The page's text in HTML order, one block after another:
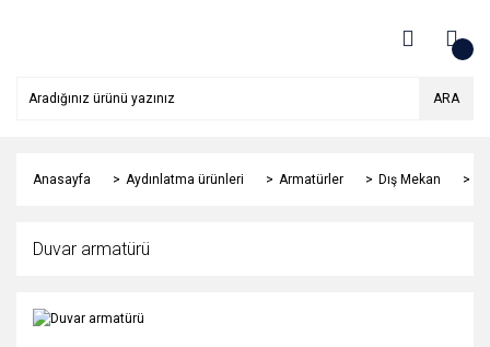
ARA
Anasayfa Aydınlatma ürünleri Armatürler Dış Mekan
Duvar armatürü